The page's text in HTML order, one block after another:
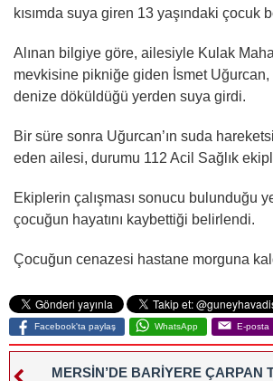
kısımda suya giren 13 yaşındaki çocuk
Alınan bilgiye göre, ailesiyle Kulak
mevkisine pikniğe giden İsmet Uğurcan,
denize döküldüğü yerden suya girdi.
Bir süre sonra Uğurcan’ın suda
eden ailesi, durumu 112 Acil Sağlık
Ekiplerin çalışması sonucu bulunduğu
çocuğun hayatını kaybettiği belirlendi.
Çocuğun cenazesi hastane morguna
Facebook'ta paylaş WhatsApp E-posta
MERSİN’DE BARİYERE ÇARPAN